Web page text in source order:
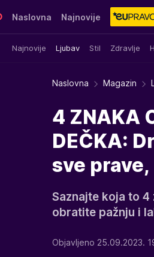
Naslovna Najnovije
Najnovije Ljubav Stil Zdravlje
Sensa Stvar ukusa Yumama
Naslovna Magazin
4 ZNAKA
DEČKA:
sve
Saznajte koja to 4
obratite pažnju i
Objavljeno 25.09.2023.